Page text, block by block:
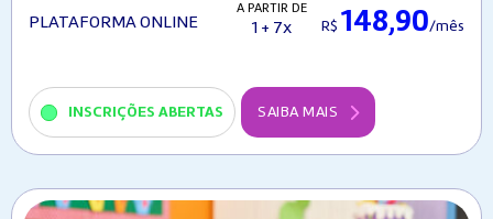
PLATAFORMA ONLINE
A PARTIR DE
1 + 7x R$ 148,90/mês
INSCRIÇÕES ABERTAS SAIBA MAIS